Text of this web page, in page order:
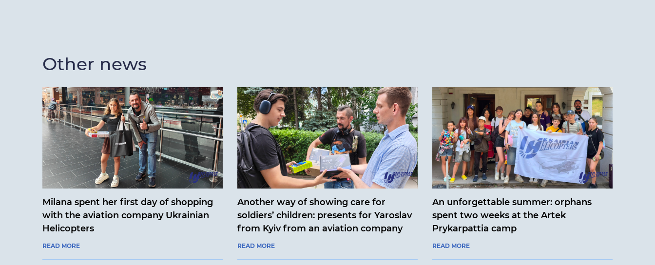
Other news
Milana spent her first day of shopping
with the aviation company Ukrainian
Helicopters
READ MORE
Another way of showing care for
soldiers’ children: presents for Yaroslav
from Kyiv from an aviation company
READ MORE
An unforgettable summer: orphans
spent two weeks at the Artek
Prykarpattia camp
READ MORE